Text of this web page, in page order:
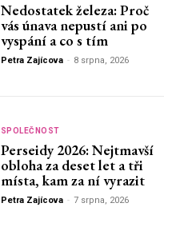
Nedostatek železa: Proč
vás únava nepustí ani po
vyspání a co s tím
Petra Zajícova - 8 srpna, 2026
SPOLEČNOST
Perseidy 2026: Nejtmavší
obloha za deset let a tři
místa, kam za ní vyrazit
Petra Zajícova - 7 srpna, 2026